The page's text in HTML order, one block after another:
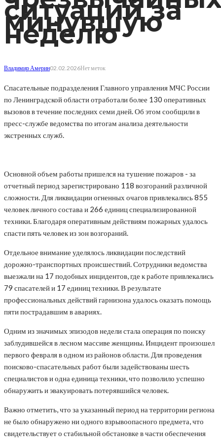
ситуаций за
минувшую
неделю
Владимир Америн02.02.2026Нет меток
Спасательные подразделения Главного управления МЧС России
по Ленинградской области отработали более 130 оперативных
вызовов в течение последних семи дней. Об этом сообщили в
пресс-службе ведомства по итогам анализа деятельности
экстренных служб.
Основной объем работы пришелся на тушение пожаров - за
отчетный период зарегистрировано 118 возгораний различной
сложности. Для ликвидации огненных очагов привлекались 855
человек личного состава и 266 единиц специализированной
техники. Благодаря оперативным действиям пожарных удалось
спасти пять человек из зон возгораний.
Отдельное внимание уделялось ликвидации последствий
дорожно-транспортных происшествий. Сотрудники ведомства
выезжали на 17 подобных инцидентов, где к работе привлекались
79 спасателей и 17 единиц техники. В результате
профессиональных действий гарнизона удалось оказать помощь
пяти пострадавшим в авариях.
Одним из значимых эпизодов недели стала операция по поиску
заблудившейся в лесном массиве женщины. Инцидент произошел
первого февраля в одном из районов области. Для проведения
поисково-спасательных работ были задействованы шесть
специалистов и одна единица техники, что позволило успешно
обнаружить и эвакуировать потерявшийся человек.
Важно отметить, что за указанный период на территории региона
не было обнаружено ни одного взрывоопасного предмета, что
свидетельствует о стабильной обстановке в части обеспечения